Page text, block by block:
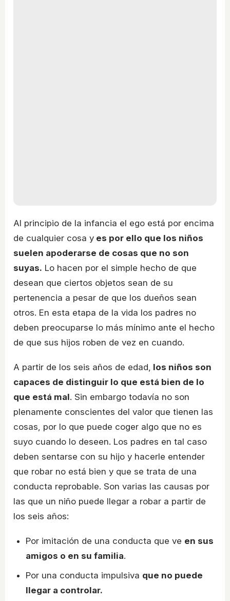
Al principio de la infancia el ego está por encima
de cualquier cosa y es por ello que los niños
suelen apoderarse de cosas que no son
suyas. Lo hacen por el simple hecho de que
desean que ciertos objetos sean de su
pertenencia a pesar de que los dueños sean
otros. En esta etapa de la vida los padres no
deben preocuparse lo más mínimo ante el hecho
de que sus hijos roben de vez en cuando.
A partir de los seis años de edad, los niños son
capaces de distinguir lo que está bien de lo
que está mal. Sin embargo todavía no son
plenamente conscientes del valor que tienen las
cosas, por lo que puede coger algo que no es
suyo cuando lo deseen. Los padres en tal caso
deben sentarse con su hijo y hacerle entender
que robar no está bien y que se trata de una
conducta reprobable. Son varias las causas por
las que un niño puede llegar a robar a partir de
los seis años:
Por imitación de una conducta que ve en sus
amigos o en su familia.
Por una conducta impulsiva que no puede
llegar a controlar.